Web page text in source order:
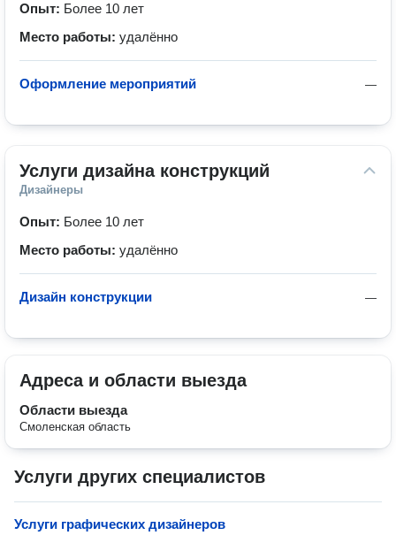
Опыт: Более 10 лет
Место работы: удалённо
—
Оформление мероприятий
Услуги дизайна конструкций
Дизайнеры
Опыт: Более 10 лет
Место работы: удалённо
—
Дизайн конструкции
Адреса и области выезда
Области выезда
Смоленская область
Услуги других специалистов
Услуги графических дизайнеров